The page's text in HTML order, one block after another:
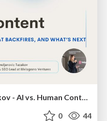
Jovana Smoljanovic Tucakov - AI vs. Human Content: What Works, What Backfires, and What’s Next
0 44